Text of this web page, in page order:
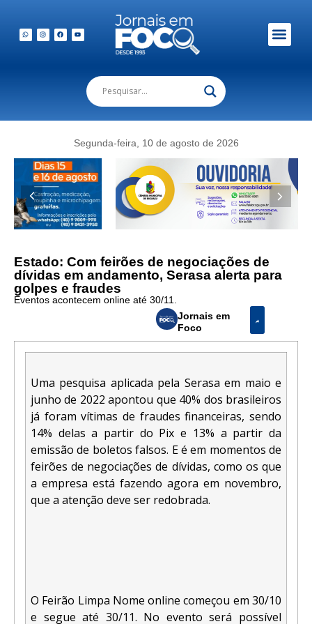
Segunda-feira, 10 de agosto de 2026
Estado: Com feirões de negociações de
dívidas em andamento, Serasa alerta para
golpes e fraudes
Eventos acontecem online até 30/11.
Jornais em
Foco
Uma pesquisa aplicada pela Serasa em maio e
junho de 2022 apontou que 40% dos brasileiros
já foram vítimas de fraudes financeiras, sendo
14% delas a partir do Pix e 13% a partir da
emissão de boletos falsos. E é em momentos de
feirões de negociações de dívidas, como os que
a empresa está fazendo agora em novembro,
que a atenção deve ser redobrada.
O Feirão Limpa Nome online começou em 30/10
e segue até 30/11. No evento será possível